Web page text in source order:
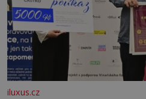
iluxus.cz